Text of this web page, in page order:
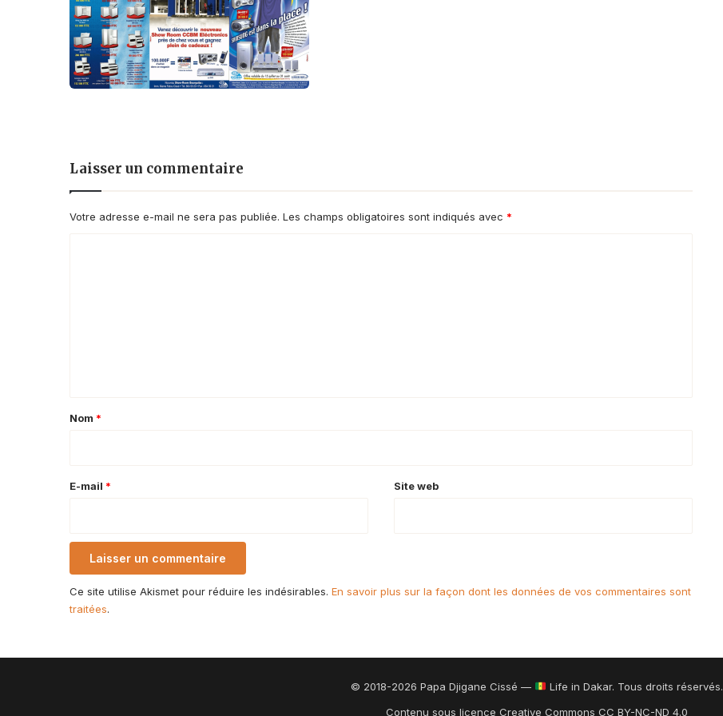
Laisser un commentaire
Votre adresse e-mail ne sera pas publiée. Les champs obligatoires sont indiqués avec *
a
e
Nom *
E-mail * Site web
Ce site utilise Akismet pour réduire les indésirables. En savoir plus sur la façon dont les données de vos commentaires sont
traitées.
© 2018-2026 Papa Djigane Cissé —
Life in Dakar. Tous droits réservés.
Contenu sous licence Creative Commons CC BY-NC-ND 4.0